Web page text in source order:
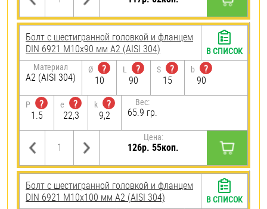
Болт с шестигранной головкой и фланцем
DIN 6921 М10х90 мм А2 (AISI 304)
Материал
А2 (AISI 304)
Ø
?
10
L
?
90
S
?
15
b
?
90
P
?
1.5
e
?
22,3
k
?
9,2
Вес:
65.9 гр.
Цена:
126р. 55коп.
В СПИСОК
Болт с шестигранной головкой и фланцем
DIN 6921 М10х100 мм А2 (AISI 304)
В СПИСОК